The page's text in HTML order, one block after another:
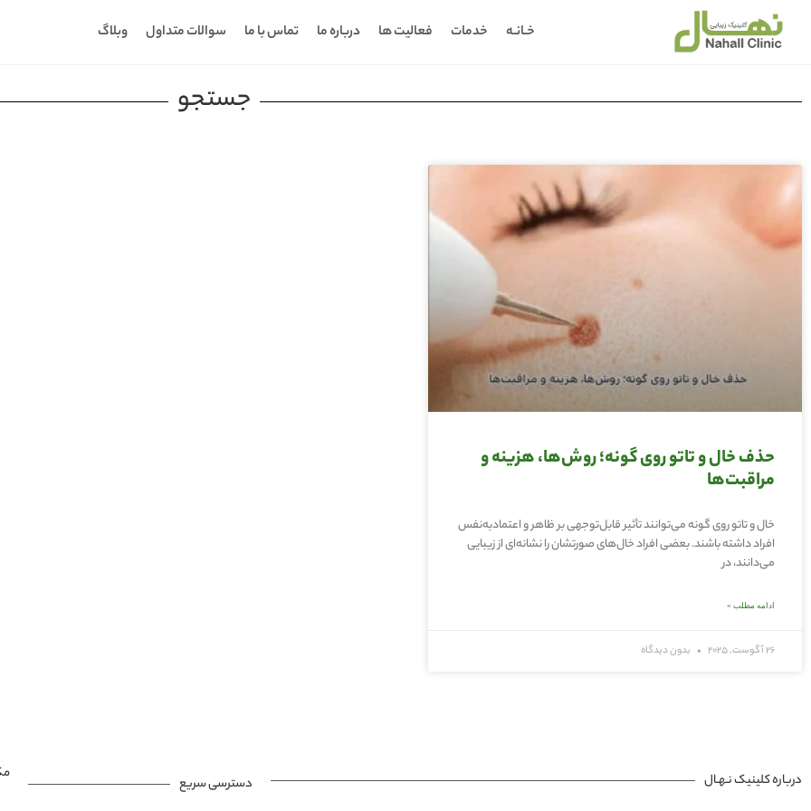
خـانـه خدمات فعالیت ها درباره ما تماس با ما سوالات متداول وبلاگ
جستجو
حذف خال و تاتو روی گونه؛ روش‌ها، هزینه و
مراقبت‌ها
خال و تاتو روی گونه می‌توانند تأثیر قابل‌توجهی بر ظاهر و اعتمادبه‌نفس
افراد داشته باشند. بعضی افراد خال‌های صورتشان را نشانه‌ای از زیبایی
می‌دانند، در
ادامه مطلب »
26 آگوست, 2025 بدون دیدگاه
درباره کلینیک نـهـال دسترسی سریع